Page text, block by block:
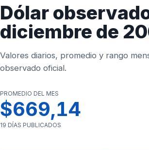
Dólar
diciembre de
Valores diarios, promedio y rango
observado oficial.
PROMEDIO DEL MES
$669,14
19 DÍAS PUBLICADOS